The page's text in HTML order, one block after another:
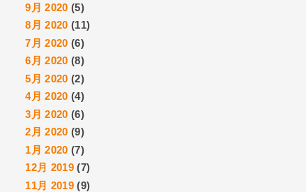
9月 2020 (5)
8月 2020 (11)
7月 2020 (6)
6月 2020 (8)
5月 2020 (2)
4月 2020 (4)
3月 2020 (6)
2月 2020 (9)
1月 2020 (7)
12月 2019 (7)
11月 2019 (9)